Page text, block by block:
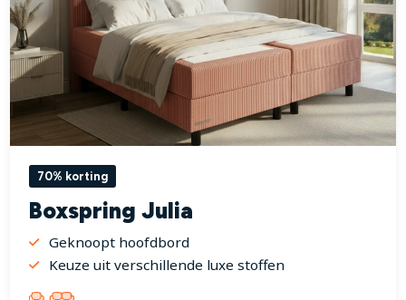
70% korting
Boxspring Julia
Geknoopt hoofdbord
Keuze uit verschillende luxe stoffen